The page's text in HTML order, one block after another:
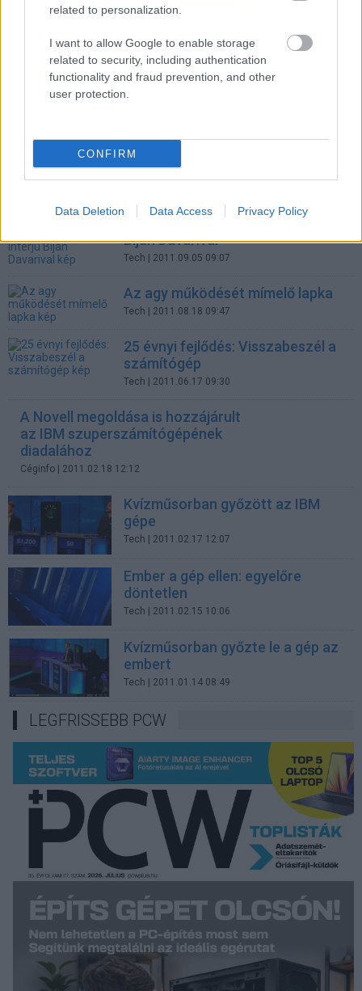
related to personalization.
I want to allow Google to enable storage
related to security, including authentication
functionality and fraud prevention, and other
user protection.
CONFIRM
Data Deletion Data Access Privacy Policy
IBM's Watson could get even
smarter with Power8 chip
IDG News| 2013.08.27 11:00
Kérdések kulcsszavak helyett
IBM és a szabadalmak - interjú
Bijan Davarival
Tech | 2011.09.05 09:07
Az agy működését mímelő lapka
Tech | 2011.08.18 09:47
25 évnyi fejlődés: Visszabeszél a
számítógép
Tech | 2011.06.17 09:30
A Novell megoldása is hozzájárult
az IBM szuperszámítógépének
diadalához
Céginfo | 2011.02.18 12:12
Kvízműsorban győzött az IBM
gépe
Tech | 2011.02.17 12:07
Ember a gép ellen: egyelőre
döntetlen
Tech | 2011.02.15 10:06
Kvízműsorban győzte le a gép az
embert
Tech | 2011.01.14 08:49
LEGFRISSEBB PCW